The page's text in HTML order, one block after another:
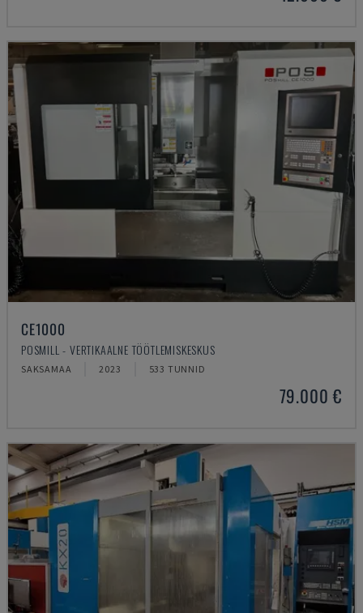
CE1000
POSMILL - VERTIKAALNE TÖÖTLEMISKESKUS
SAKSAMAA 2023 533 TUNNID
79.000 €